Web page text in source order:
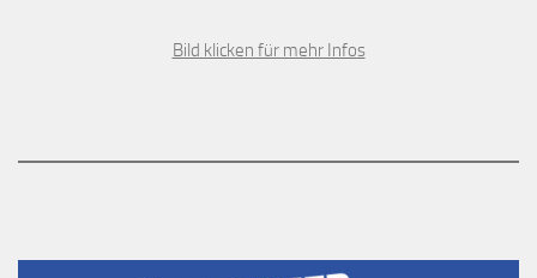
Bild klicken für mehr Infos